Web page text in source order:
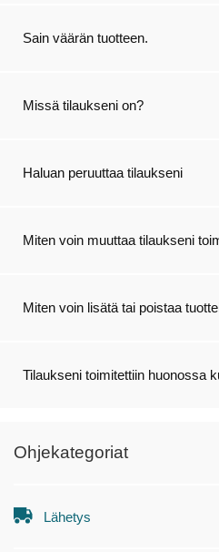
Sain väärän tuotteen.
Missä tilaukseni on?
Haluan peruuttaa tilaukseni
Miten voin muuttaa tilaukseni
Miten voin lisätä tai poistaa
Tilaukseni toimitettiin huonossa
Ohjekategoriat
Lähetys